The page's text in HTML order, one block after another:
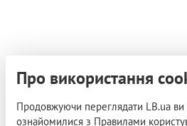
Про використання
Продовжуючи переглядати LB.ua ви
ознайомилися з Правилами